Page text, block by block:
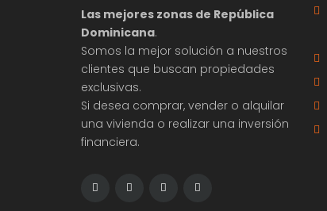
Las mejores zonas de República
Dominicana.
Somos la mejor solución a nuestros
clientes que buscan propiedades
exclusivas.
Si desea comprar, vender o alquilar
una vivienda o realizar una inversión
financiera.